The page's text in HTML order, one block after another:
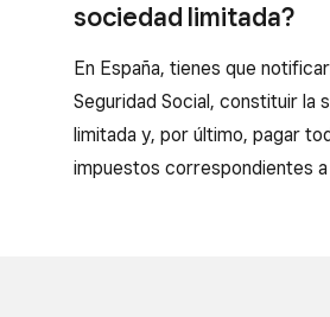
sociedad limitada?
En España, tienes que
Seguridad Social, constituir la
limitada y, por último, pagar
impuestos correspondientes a